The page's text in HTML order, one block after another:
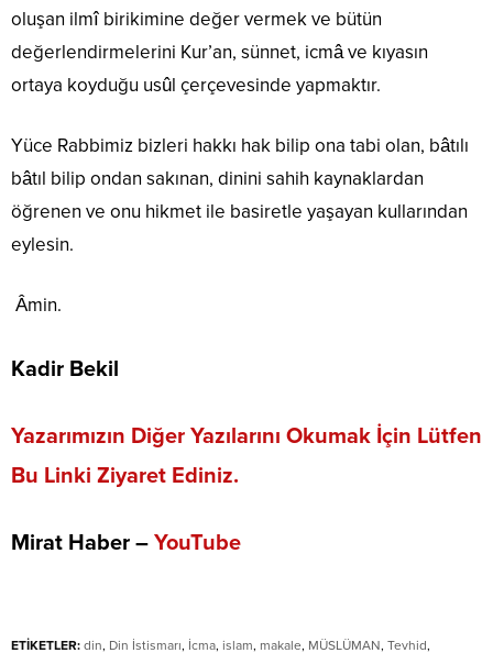
oluşan ilmî birikimine değer vermek ve bütün
değerlendirmelerini Kur’an, sünnet, icmâ ve kıyasın
ortaya koyduğu usûl çerçevesinde yapmaktır.
Yüce Rabbimiz bizleri hakkı hak bilip ona tabi olan, bâtılı
bâtıl bilip ondan sakınan, dinini sahih kaynaklardan
öğrenen ve onu hikmet ile basiretle yaşayan kullarından
eylesin.
Âmin.
Kadir Bekil
Yazarımızın Diğer Yazılarını Okumak İçin Lütfen
Bu Linki Ziyaret Ediniz.
Mirat Haber – YouTube
ETİKETLER: din, Din İstismarı, İcma, islam, makale, MÜSLÜMAN, Tevhid,